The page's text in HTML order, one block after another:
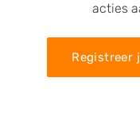
acties
Registreer